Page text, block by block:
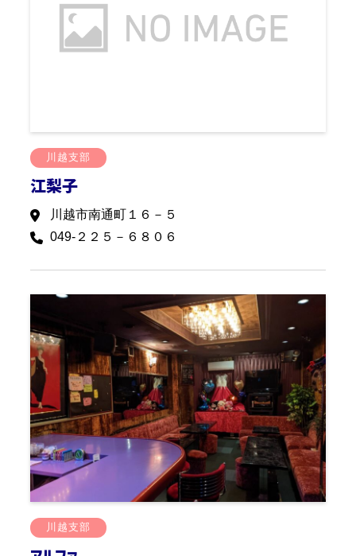
川越支部
江梨子
川越市南通町１６－５
049-２２５－６８０６
川越支部